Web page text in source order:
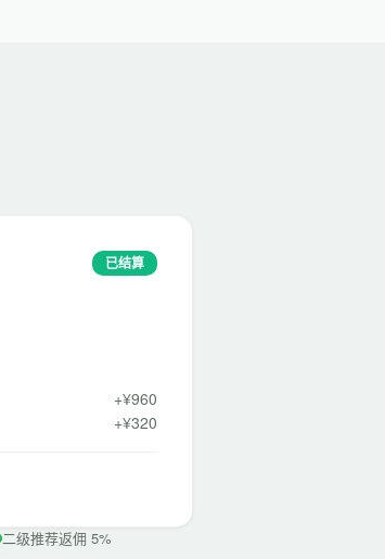
已结算
+¥960
+¥320
二级推荐返佣 5%